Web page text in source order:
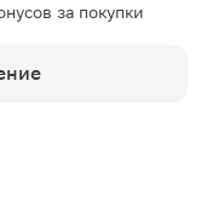
за покупки